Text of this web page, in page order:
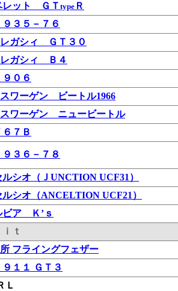
レット ＧＴ type Ｒ
３５－７６
ガシィ ＧＴ３０
ガシィ Ｂ４
０６
ワーゲン ビートル1966
ワーゲン ニュービートル
７Ｂ
３６－７８
ルシオ（ＪUNCTION UCF31）
ルシオ（ANCELTION UCF21）
ビア Ｋ’ｓ
ｔ
フライングフェザー
１１ ＧＴ３
Ｌ